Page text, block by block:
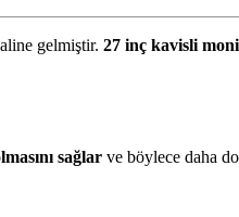
gelmiştir. 27 inç kavisli
sağlar ve böylece daha